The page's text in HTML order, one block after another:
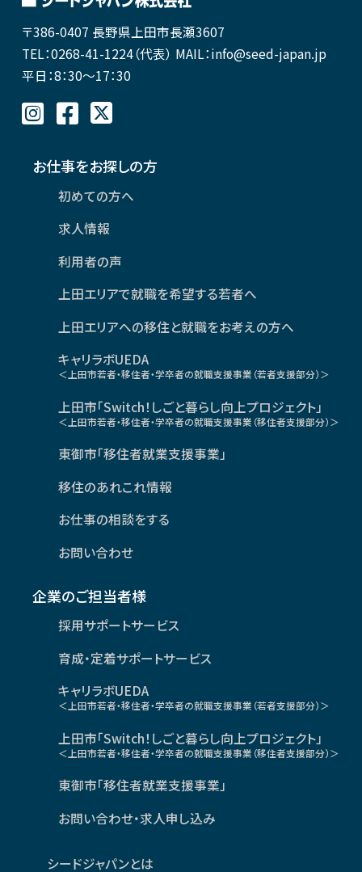
〒386-0407 長野県上田市長瀬3607
TEL：0268-41-1224（代表） MAIL：info@seed-japan.jp
平日：8：30～17：30
お仕事をお探しの方
初めての方へ
求人情報
利用者の声
上田エリアで就職を希望する若者へ
上田エリアへの移住と就職をお考えの方へ
キャリラボUEDA
＜上田市若者・移住者・学卒者の就職支援事業（若者支援部分）＞
上田市「Switch！しごと暮らし向上プロジェクト」
＜上田市若者・移住者・学卒者の就職支援事業（移住者支援部分）＞
東御市「移住者就業支援事業」
移住のあれこれ情報
お仕事の相談をする
お問い合わせ
企業のご担当者様
採用サポートサービス
育成・定着サポートサービス
キャリラボUEDA
＜上田市若者・移住者・学卒者の就職支援事業（若者支援部分）＞
上田市「Switch！しごと暮らし向上プロジェクト」
＜上田市若者・移住者・学卒者の就職支援事業（移住者支援部分）＞
東御市「移住者就業支援事業」
お問い合わせ・求人申し込み
シードジャパンとは